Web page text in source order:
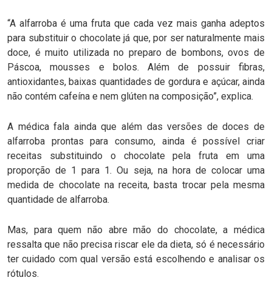
“A alfarroba é uma fruta que cada vez mais ganha adeptos
para substituir o chocolate já que, por ser naturalmente mais
doce, é muito utilizada no preparo de bombons, ovos de
Páscoa, mousses e bolos. Além de possuir fibras,
antioxidantes, baixas quantidades de gordura e açúcar, ainda
não contém cafeína e nem glúten na composição”, explica.
A médica fala ainda que além das versões de doces de
alfarroba prontas para consumo, ainda é possível criar
receitas substituindo o chocolate pela fruta em uma
proporção de 1 para 1. Ou seja, na hora de colocar uma
medida de chocolate na receita, basta trocar pela mesma
quantidade de alfarroba.
Mas, para quem não abre mão do chocolate, a médica
ressalta que não precisa riscar ele da dieta, só é necessário
ter cuidado com qual versão está escolhendo e analisar os
rótulos.